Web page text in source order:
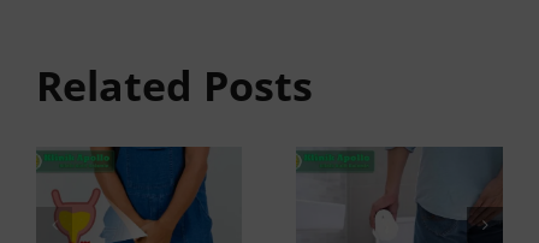
Related Posts
dan Sakit:
Penyebab
dan Cara
Mengatasinya
Penyebab
dan Kapan
ke Dokter